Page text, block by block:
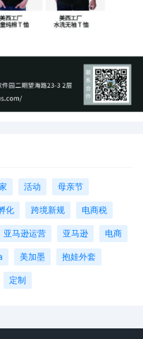
活动 母亲节
化 跨境新规 电商税
亚马逊运营 亚马逊 电商
美加墨 抱娃外套
定制